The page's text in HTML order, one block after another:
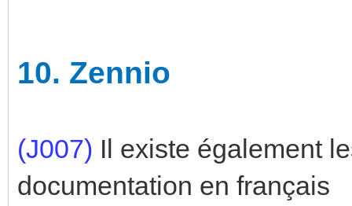
10. Zennio
(J007) Il existe également
documentation en français